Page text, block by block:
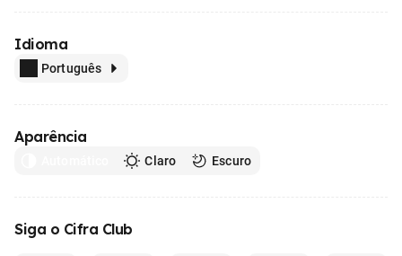
Idioma
Português
Aparência
Claro Escuro
Siga o Cifra Club